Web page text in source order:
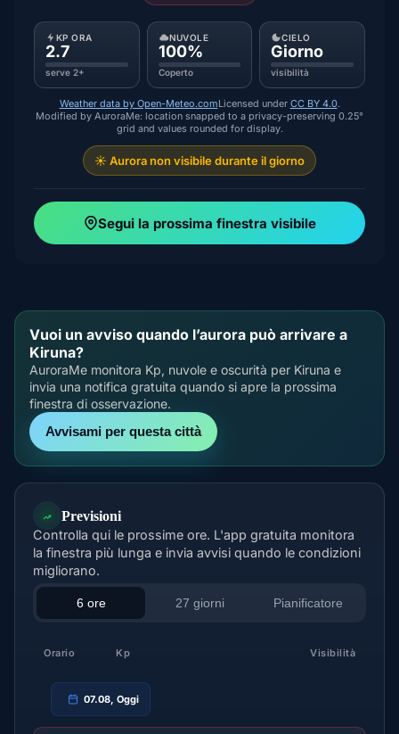
KP ORA
2.7
serve 2+
NUVOLE
100%
Coperto
CIELO
Giorno
visibilità
Weather data by Open-Meteo.comLicensed under CC BY 4.0.
Modified by AuroraMe: location snapped to a privacy-preserving 0.25°
grid and values rounded for display.
☀️ Aurora non visibile durante il giorno
Segui la prossima finestra visibile
Vuoi un avviso quando l’aurora può arrivare a
Kiruna?
AuroraMe monitora Kp, nuvole e oscurità per Kiruna e
invia una notifica gratuita quando si apre la prossima
finestra di osservazione.
Avvisami per questa città
Previsioni
Controlla qui le prossime ore. L'app gratuita monitora
la finestra più lunga e invia avvisi quando le condizioni
migliorano.
6 ore 27 giorni Pianificatore
Orario Kp Visibilità
07.08, Oggi